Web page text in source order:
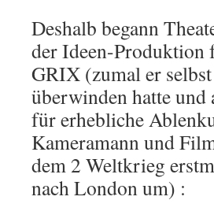
Deshalb begann
der Ideen-Produktion
GRIX (zumal er
überwinden hatte und
für erhebliche
Kameramann und
dem 2 Weltkrieg
nach London um) :